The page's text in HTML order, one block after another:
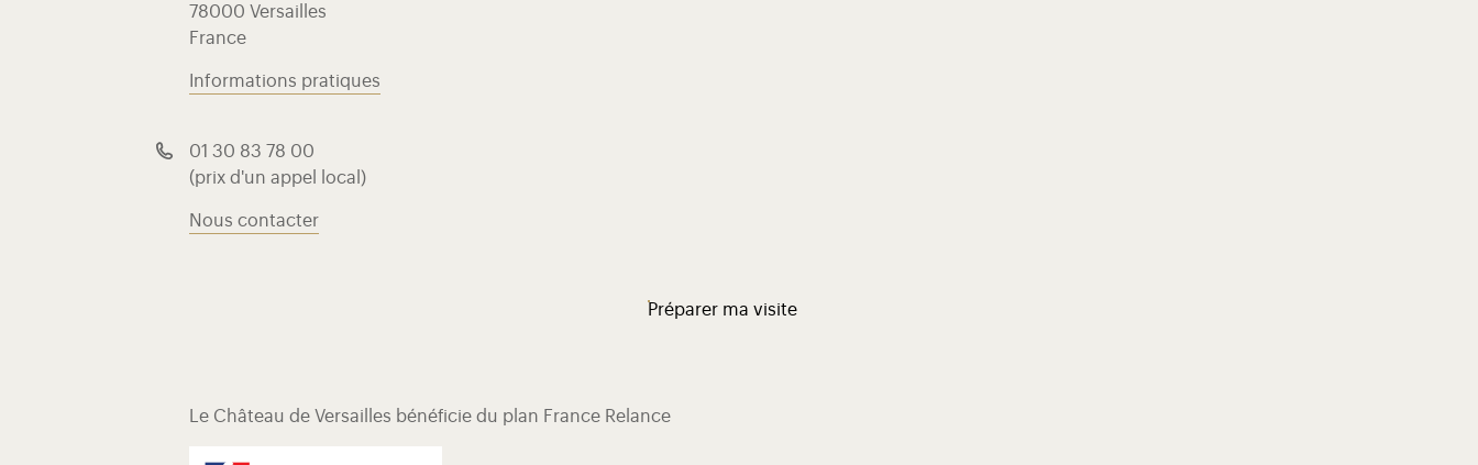
78000 Versailles
France
Informations pratiques
01 30 83 78 00
(prix d'un appel local)
Nous contacter
Préparer ma visite
Le Château de Versailles bénéficie du plan France Relance